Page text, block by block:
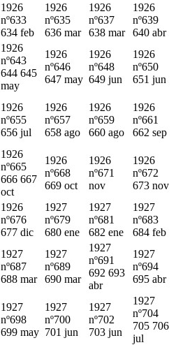
1926
nº633
634 feb
1926
nº635
636 mar
1926
nº637
638 mar
1926
nº639
640 abr
1926
nº643
644 645
may
1926
nº646
647 may
1926
nº648
649 jun
1926
nº650
651 jun
1926
nº655
656 jul
1926
nº657
658 ago
1926
nº659
660 ago
1926
nº661
662 sep
1926
nº665
666 667
oct
1926
nº668
669 oct
1926
nº671
nov
1926
nº672
673 nov
1926
nº676
677 dic
1927
nº679
680 ene
1927
nº681
682 ene
1927
nº683
684 feb
1927
nº687
688 mar
1927
nº689
690 mar
1927
nº691
692 693
abr
1927
nº694
695 abr
1927
nº698
699 may
1927
nº700
701 jun
1927
nº702
703 jun
1927
nº704
705 706
jul